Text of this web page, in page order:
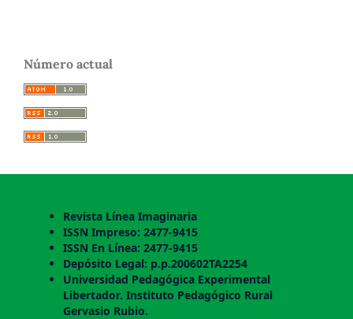
Número actual
Revista Línea Imaginaria
ISSN Impreso: 2477-9415
ISSN En Línea: 2477-9415
Depósito Legal: p.p.200602TA2254
Universidad Pedagógica Experimental
Libertador. Instituto Pedagógico Rural
Gervasio Rubio.